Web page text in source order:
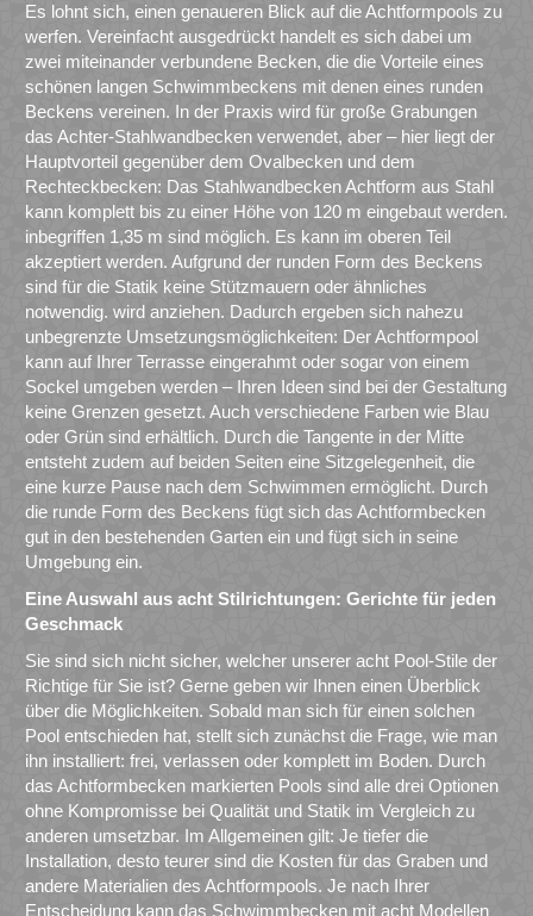
Es lohnt sich, einen genaueren Blick auf die Achtformpools zu
werfen. Vereinfacht ausgedrückt handelt es sich dabei um
zwei miteinander verbundene Becken, die die Vorteile eines
schönen langen Schwimmbeckens mit denen eines runden
Beckens vereinen. In der Praxis wird für große Grabungen
das Achter-Stahlwandbecken verwendet, aber – hier liegt der
Hauptvorteil gegenüber dem Ovalbecken und dem
Rechteckbecken: Das Stahlwandbecken Achtform aus Stahl
kann komplett bis zu einer Höhe von 120 m eingebaut werden.
inbegriffen 1,35 m sind möglich. Es kann im oberen Teil
akzeptiert werden. Aufgrund der runden Form des Beckens
sind für die Statik keine Stützmauern oder ähnliches
notwendig. wird anziehen. Dadurch ergeben sich nahezu
unbegrenzte Umsetzungsmöglichkeiten: Der Achtformpool
kann auf Ihrer Terrasse eingerahmt oder sogar von einem
Sockel umgeben werden – Ihren Ideen sind bei der Gestaltung
keine Grenzen gesetzt. Auch verschiedene Farben wie Blau
oder Grün sind erhältlich. Durch die Tangente in der Mitte
entsteht zudem auf beiden Seiten eine Sitzgelegenheit, die
eine kurze Pause nach dem Schwimmen ermöglicht. Durch
die runde Form des Beckens fügt sich das Achtformbecken
gut in den bestehenden Garten ein und fügt sich in seine
Umgebung ein.
Eine Auswahl aus acht Stilrichtungen: Gerichte für jeden
Geschmack
Sie sind sich nicht sicher, welcher unserer acht Pool-Stile der
Richtige für Sie ist? Gerne geben wir Ihnen einen Überblick
über die Möglichkeiten. Sobald man sich für einen solchen
Pool entschieden hat, stellt sich zunächst die Frage, wie man
ihn installiert: frei, verlassen oder komplett im Boden. Durch
das Achtformbecken markierten Pools sind alle drei Optionen
ohne Kompromisse bei Qualität und Statik im Vergleich zu
anderen umsetzbar. Im Allgemeinen gilt: Je tiefer die
Installation, desto teurer sind die Kosten für das Graben und
andere Materialien des Achtformpools. Je nach Ihrer
Entscheidung kann das Schwimmbecken mit acht Modellen